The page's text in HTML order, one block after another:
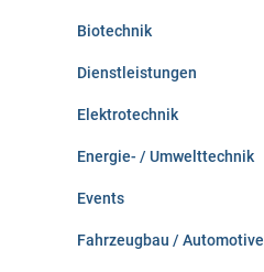
Biotechnik
Dienstleistungen
Elektrotechnik
Energie- / Umwelttechnik
Events
Fahrzeugbau / Automotive